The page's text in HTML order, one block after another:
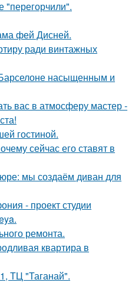
"перегорчили".
фей Дисней.
ради винтажных
насыщенным и
вас в атмосферу мастер -
гостиной.
сейчас его ставят в
мы создаём диван для
- проект студии
ремонта.
квартира в
ТЦ "Таганай".